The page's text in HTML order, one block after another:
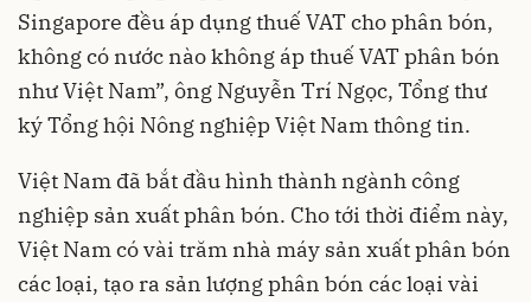
Singapore đều áp dụng thuế VAT cho phân bón,
không có nước nào không áp thuế VAT phân bón
như Việt Nam”, ông Nguyễn Trí Ngọc, Tổng thư
ký Tổng hội Nông nghiệp Việt Nam thông tin.
Việt Nam đã bắt đầu hình thành ngành công
nghiệp sản xuất phân bón. Cho tới thời điểm này,
Việt Nam có vài trăm nhà máy sản xuất phân bón
các loại, tạo ra sản lượng phân bón các loại vài